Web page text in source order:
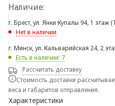
Наличие:
г. Брест, ул. Янки Купалы 94, 1 этаж
Нет в наличии
г. Минск, ул. Кальварийская 24, 2
Есть в наличии: 7
Рассчитать доставку
Стоимость доставки
веса и габаритов отправления.
Характеристики